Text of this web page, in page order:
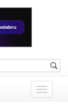
Показать
меню